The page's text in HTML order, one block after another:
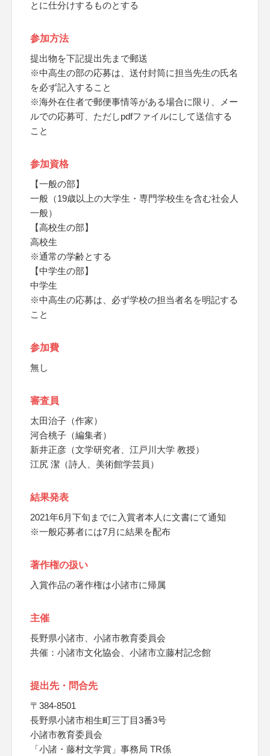
とに仕分けするものとする
参加方法
提出物を下記提出先まで郵送
※中高生の部の応募は、送付封筒に担当先生の氏名
を必ず記入すること
※海外在住者で郵便事情等がある場合に限り、メー
ルでの応募可、ただしpdfファイルにして送信する
こと
参加資格
【一般の部】
一般（19歳以上の大学生・専門学校生を含む社会人
一般）
【高校生の部】
高校生
※通常の学齢とする
【中学生の部】
中学生
※中高生の応募は、必ず学校の担当者名を明記する
こと
参加費
無し
審査員
太田治子（作家）
河合桃子（編集者）
新井正彦（文学研究者、江戸川大学 教授）
江尻 潔（詩人、美術館学芸員）
結果発表
2021年6月下旬までに入賞者本人に文書にて通知
※一般応募者には7月に結果を配布
著作権の扱い
入賞作品の著作権は小諸市に帰属
主催
長野県小諸市、小諸市教育委員会
共催：小諸市文化協会、小諸市立藤村記念館
提出先・問合先
〒384-8501
長野県小諸市相生町三丁目3番3号
小諸市教育委員会
「小諸・藤村文学賞」事務局 TR係